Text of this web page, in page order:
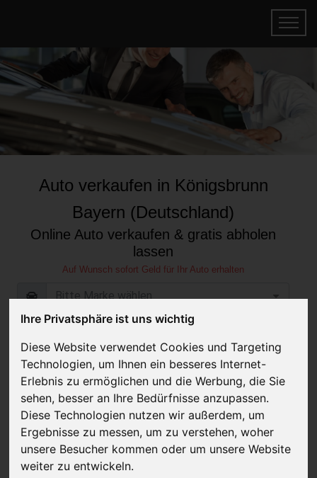
Ihre Privatsphäre ist uns wichtig
Diese Website verwendet Cookies und Targeting
Technologien, um Ihnen ein besseres Internet-
Erlebnis zu ermöglichen und die Werbung, die Sie
sehen, besser an Ihre Bedürfnisse anzupassen.
Diese Technologien nutzen wir außerdem, um
Ergebnisse zu messen, um zu verstehen, woher
unsere Besucher kommen oder um unsere Website
weiter zu entwickeln.
Auto verkaufen in Königsbrunn
Bayern (Deutschland)
Online Auto verkaufen & gratis abholen
lassen
Auf Wunsch sofort Geld für Ihr Auto erhalten
JETZT KOSTENLOSE BEWERTUNG
Kostenloses Angebot
für den Ankauf Ihres Autos inklusive der
Abholung, auf Wunsch sofort Geld. Ihre Daten werden nicht mit Dritten
geteilt.
Wir garantieren 100% Sicherheit.